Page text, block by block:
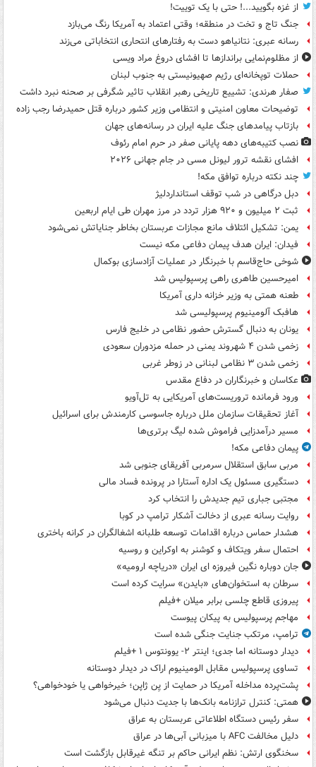
از غزه بگویید...! حتی با یک توییت!
جنگ تاج و تخت در منطقه؛ وقتی اعتماد به آمریکا رنگ می‌بازد
رسانه عبری: نتانیاهو دست به رفتارهای انتحاری انتخاباتی می‌زند
از مظلوم‌نمایی براندازها تا افشای دروغ مراد ویسی
حملات توپخانه‌ای رژیم صهیونیستی به جنوب لبنان
صفار هرندی: تشییع تاریخی رهبر انقلاب تاثیر شگرفی بر صحنه نبرد داشت
توضیحات معاون امنیتی و انتظامی وزیر کشور درباره قتل حمیدرضا رجب زاده
بازتاب پیامدهای جنگ علیه ایران در رسانه‌های جهان
نصب کتیبه‌های دهه پایانی صفر در حرم امام رئوف
افشای نقشه ترور لیونل مسی در جام جهانی ۲۰۲۶
چند نکته درباره توافق مکه!
دبل درگاهی در شب توقف استانداردلیژ
ثبت ۲ میلیون و ۹۲۰ هزار تردد در مرز مهران طی ایام اربعین
یمن: تشکیل ائتلاف مانع مجازات عربستان بخاطر جنایاتش نمی‌شود
فیدان: ایران هدف پیمان دفاعی مکه نیست
شوخی حاج‌قاسم با خبرنگار در عملیات آزادسازی بوکمال
امیرحسین طاهری راهی پرسپولیس شد
طعنه همتی به وزیر خزانه داری آمریکا
هافبک آلومینیوم پرسپولیسی شد
یونان به دنبال گسترش حضور نظامی در خلیج فارس
زخمی شدن ۴ شهروند یمنی در حمله مزدوران سعودی
زخمی شدن ۳ نظامی لبنانی در زوطر غربی
عکاسان و خبرنگاران در دفاع مقدس
ورود فرمانده تروریست‌های آمریکایی به تل‌آویو
آغاز تحقیقات سازمان ملل درباره جاسوسی کارمندش برای اسرائیل
مسیر درآمدزایی فراموش شده لیگ برتری‌ها
پیمان دفاعی مکه!
مربی سابق استقلال سرمربی آفریقای جنوبی شد
دستگیری مسئول یک اداره آستارا در پرونده فساد مالی
مجتبی جباری تیم جدیدش را انتخاب کرد
روایت رسانه عبری از دخالت آشکار ترامپ در کوبا
هشدار حماس درباره اقدامات توسعه طلبانه اشغالگران در کرانه باختری
احتمال سفر ویتکاف و کوشنر به اوکراین و روسیه
جان دوباره نگین فیروزه ای ایران «دریاچه ارومیه»
سرطان به استخوان‌های «بایدن» سرایت کرده است
پیروزی قاطع چلسی برابر میلان +فیلم
مهاجم پرسپولیس به پیکان پیوست
ترامپ، مرتکب جنایت جنگی شده است
دیدار دوستانه اما جدی؛ اینتر ۲- یوونتوس ۱ +فیلم
تساوی پرسپولیس مقابل الومینیوم اراک در دیدار دوستانه
پشت‌پرده مداخله آمریکا در حمایت از یِن ژاپن؛ خیرخواهی یا خودخواهی؟
همتی: کنترل ترازنامه بانک‌ها با جدیت دنبال می‌شود
سفر رئیس دستگاه اطلاعاتی عربستان به عراق
دلیل مخالفت AFC با میزبانی آبی‌ها در عراق
سخنگوی ارتش: نظم ایرانی حاکم بر تنگه غیرقابل بازگشت است